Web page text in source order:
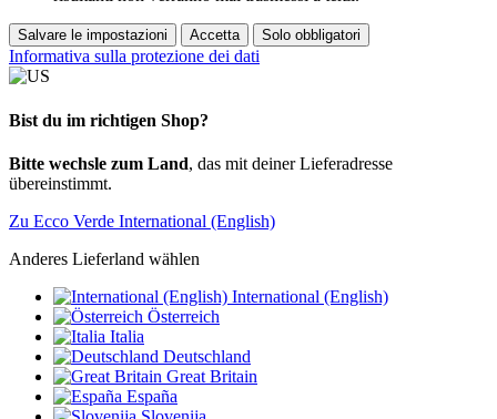
Salvare le impostazioni Accetta Solo obbligatori
Informativa sulla protezione dei dati
Bist du im richtigen Shop?
Bitte wechsle zum Land, das mit deiner Lieferadresse
übereinstimmt.
Zu Ecco Verde International (English)
Anderes Lieferland wählen
International (English)
Österreich
Italia
Deutschland
Great Britain
España